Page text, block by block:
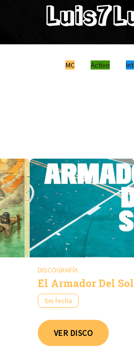
MC Activo
DISCOGRAFÍA
El Armador Del Sol
Sin fecha
VER DISCO